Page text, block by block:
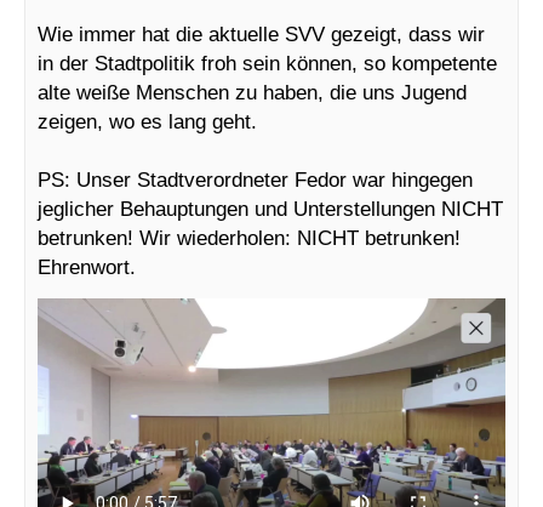
Wie immer hat die aktuelle SVV gezeigt, dass wir
in der Stadtpolitik froh sein können, so kompetente
alte weiße Menschen zu haben, die uns Jugend
zeigen, wo es lang geht.
PS: Unser Stadtverordneter Fedor war hingegen
jeglicher Behauptungen und Unterstellungen NICHT
betrunken! Wir wiederholen: NICHT betrunken!
Ehrenwort.